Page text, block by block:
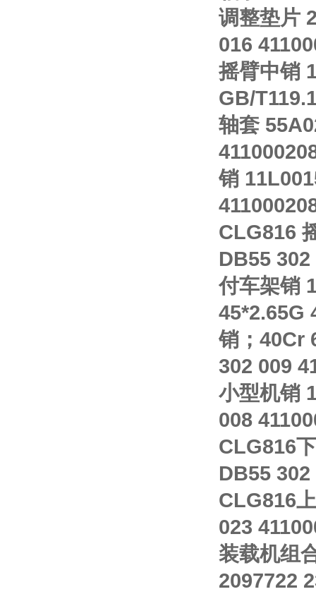
调整垫片
016
摇臂中销
GB/
轴套
销
CLG816
DB55
付车架销
45*2.65G
销；40Cr
302 009
小型机销
008
CLG816
DB55
CLG816
023
装载机组
2097722